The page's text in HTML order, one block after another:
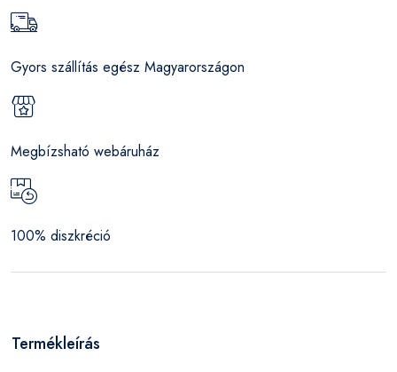
Gyors szállítás egész Magyarországon
Megbízsható webáruház
100% diszkréció
Termékleírás